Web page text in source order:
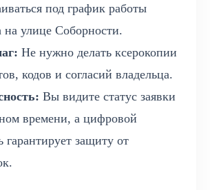
под график работы
улице Соборности.
Не нужно делать ксерокопии
кодов и согласий владельца.
Вы видите статус заявки
времени, а цифровой
гарантирует защиту от